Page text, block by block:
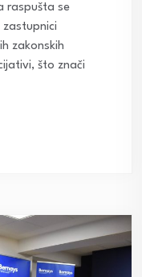
raspušta se
zakonskih
što znači